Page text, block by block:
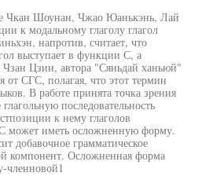
Чкан Шоунан, Чжао Юанькэнь, Лай
к модальному глаголу глагол
напротив, считает, что
выступает в функции С, а
Цзин, автора "Сяньдай ханьюй"
от СГС, полагая, что этот термин
В работе принята точка зрения
последовательность
к нему глаголов
может иметь осложненную форму.
добавочное грамматическое
компонент. Осложненная форма
членновой1